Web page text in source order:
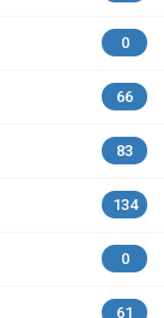
0
66
83
134
0
61